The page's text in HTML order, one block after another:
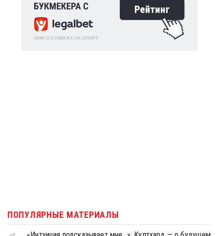
ПОПУЛЯРНЫЕ МАТЕРИАЛЫ